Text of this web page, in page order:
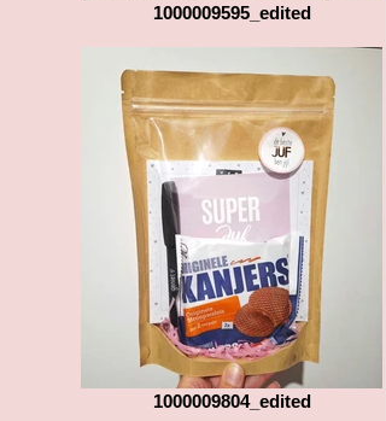
1000009595_edited
1000009804_edited